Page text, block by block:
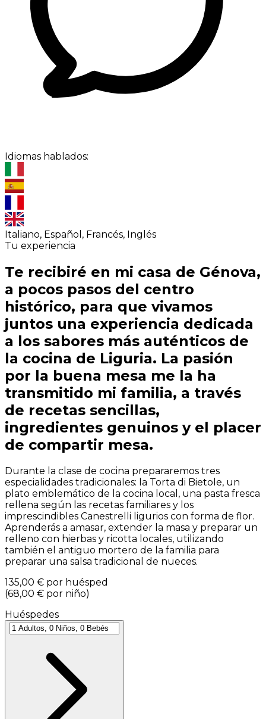
Idiomas hablados:
Italiano, Español, Francés, Inglés
Tu experiencia
Te recibiré en mi casa de Génova,
a pocos pasos del centro
histórico, para que vivamos
juntos una experiencia dedicada
a los sabores más auténticos de
la cocina de Liguria. La pasión
por la buena mesa me la ha
transmitido mi familia, a través
de recetas sencillas,
ingredientes genuinos y el placer
de compartir mesa.
Durante la clase de cocina prepararemos tres
especialidades tradicionales: la Torta di Bietole, un
plato emblemático de la cocina local, una pasta fresca
rellena según las recetas familiares y los
imprescindibles Canestrelli ligurios con forma de flor.
Aprenderás a amasar, extender la masa y preparar un
relleno con hierbas y ricotta locales, utilizando
también el antiguo mortero de la familia para
preparar una salsa tradicional de nueces.
135,00 € por huésped
(68,00 € por niño)
Huéspedes